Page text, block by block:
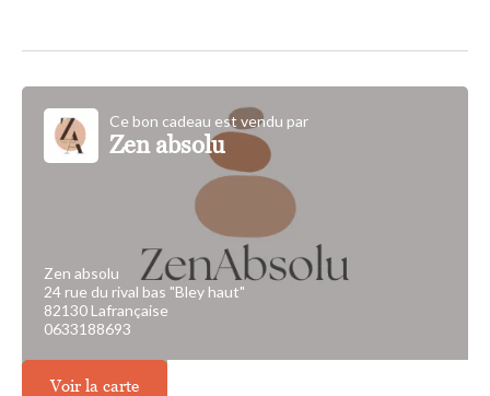
Ce bon cadeau est vendu par
Zen absolu
Zen absolu
24 rue du rival bas "Bley haut"
82130 Lafrançaise
0633188693
Voir la carte